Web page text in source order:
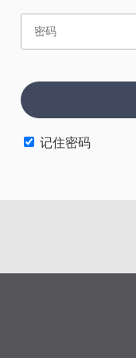
赏
记住密码